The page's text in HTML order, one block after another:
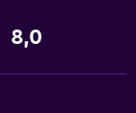
8,0